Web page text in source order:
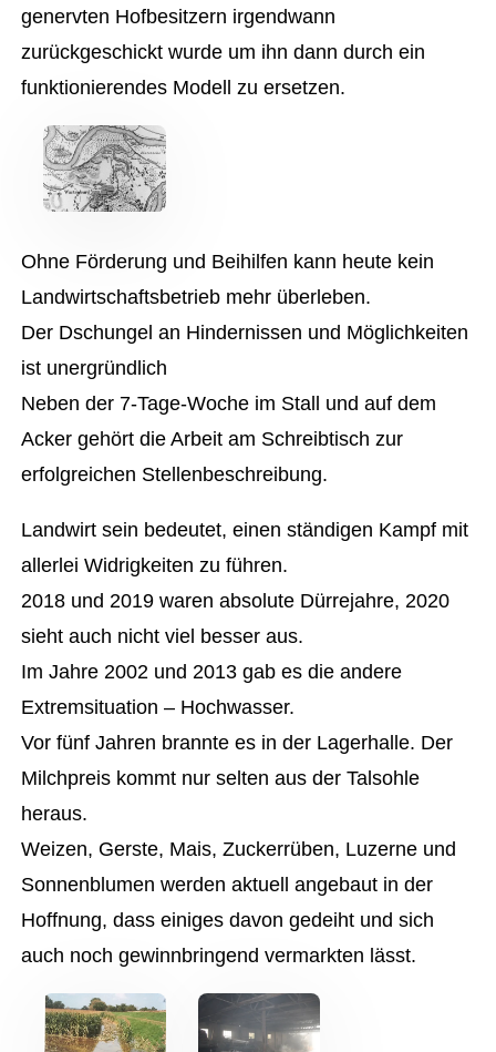
genervten Hofbesitzern irgendwann
zurückgeschickt wurde um ihn dann durch ein
funktionierendes Modell zu ersetzen.
Ohne Förderung und Beihilfen kann heute kein
Landwirtschaftsbetrieb mehr überleben.
Der Dschungel an Hindernissen und Möglichkeiten
ist unergründlich
Neben der 7-Tage-Woche im Stall und auf dem
Acker gehört die Arbeit am Schreibtisch zur
erfolgreichen Stellenbeschreibung.
Landwirt sein bedeutet, einen ständigen Kampf mit
allerlei Widrigkeiten zu führen.
2018 und 2019 waren absolute Dürrejahre, 2020
sieht auch nicht viel besser aus.
Im Jahre 2002 und 2013 gab es die andere
Extremsituation – Hochwasser.
Vor fünf Jahren brannte es in der Lagerhalle. Der
Milchpreis kommt nur selten aus der Talsohle
heraus.
Weizen, Gerste, Mais, Zuckerrüben, Luzerne und
Sonnenblumen werden aktuell angebaut in der
Hoffnung, dass einiges davon gedeiht und sich
auch noch gewinnbringend vermarkten lässt.